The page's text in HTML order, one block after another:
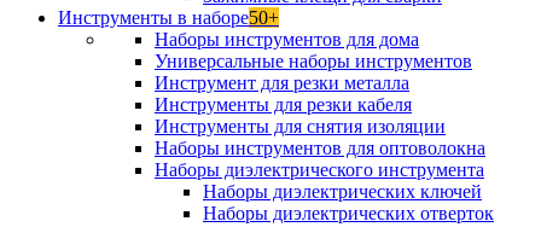
Инструменты в наборе50+
Наборы инструментов для дома
Универсальные наборы инструментов
Инструмент для резки металла
Инструменты для резки кабеля
Инструменты для снятия изоляции
Наборы инструментов для оптоволокна
Наборы диэлектрического инструмента
Наборы диэлектрических ключей
Наборы диэлектрических отверток